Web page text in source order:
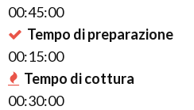
00:45:00
Tempo di preparazione
00:15:00
Tempo di cottura
00:30:00